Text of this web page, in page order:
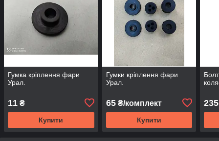
Гумка кріплення фари
Урал.
11 ₴
Купити
Гумки кріплення фари
Урал.
65₴/комплект
Купити
235